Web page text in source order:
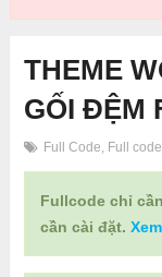
THEME
GỐI ĐỆM
Full Code, Full
Fullcode chỉ
cần cài đặt.